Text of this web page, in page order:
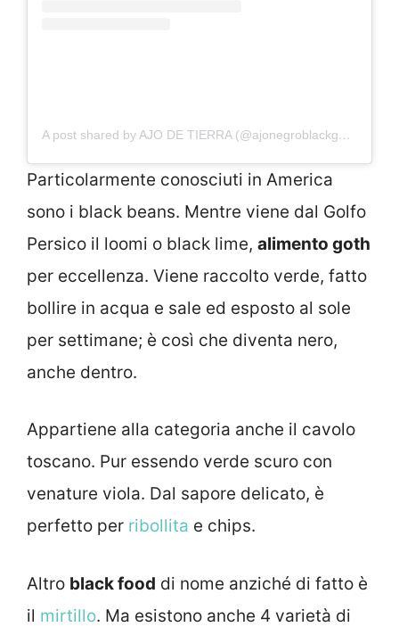
A post shared by AJO DE TIERRA (@ajonegroblackgarlic)
Particolarmente conosciuti in America
sono i black beans. Mentre viene dal Golfo
Persico il loomi o black lime, alimento goth
per eccellenza. Viene raccolto verde, fatto
bollire in acqua e sale ed esposto al sole
per settimane; è così che diventa nero,
anche dentro.
Appartiene alla categoria anche il cavolo
toscano. Pur essendo verde scuro con
venature viola. Dal sapore delicato, è
perfetto per ribollita e chips.
Altro black food di nome anziché di fatto è
il mirtillo. Ma esistono anche 4 varietà di